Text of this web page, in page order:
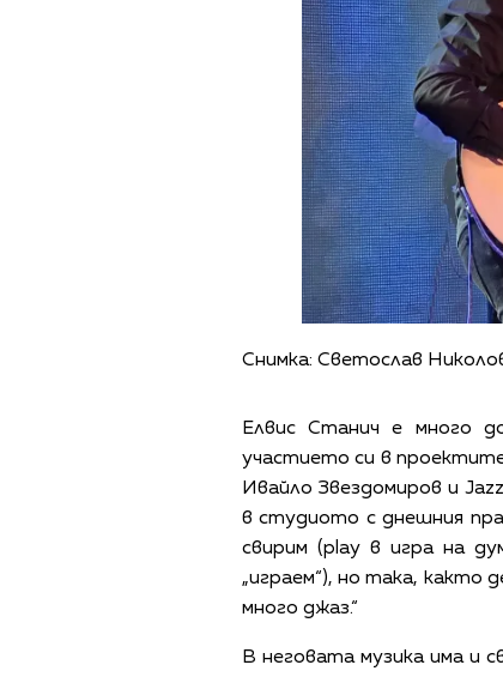
Снимка: Светослав
Елвис Станич е много
участието си в
Ивайло Звездомиров и
в студиото с днешния
свирим (play в игра на
„играем“), но така, както
много джаз.“
В неговата музика има и